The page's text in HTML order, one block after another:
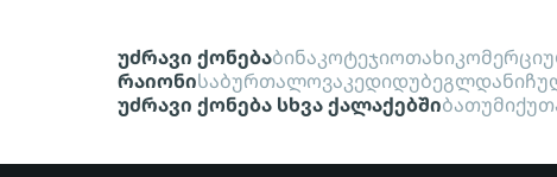
უძრავი ქონებაბინაკოტეჯიოთახი
რაიონისაბურთალოვაკედიდუბეგლდანი
უძრავი ქონება სხვა ქალაქებშიბათუმი